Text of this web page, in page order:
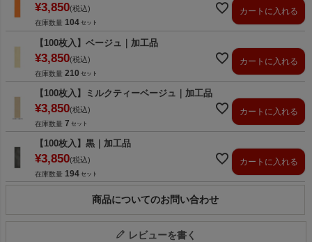
¥3,850 税込
在庫数量 104
カートに入れる
【100枚入】ベージュ｜加工品
¥3,850 税込
在庫数量 210
カートに入れる
【100枚入】ミルクティーベージュ｜加工品
¥3,850 税込
在庫数量 7
カートに入れる
【100枚入】黒｜加工品
¥3,850 税込
在庫数量 194
カートに入れる
商品についてのお問い合わせ
レビューを書く